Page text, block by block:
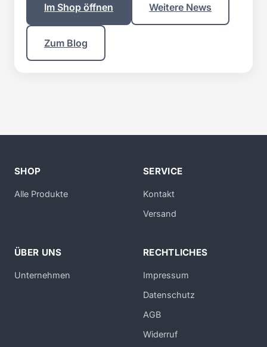
Im Shop öffnen Weitere News
Zum Blog
SHOP
Alle Produkte
SERVICE
Kontakt
Versand
ÜBER UNS
Unternehmen
RECHTLICHES
Impressum
Datenschutz
AGB
Widerruf